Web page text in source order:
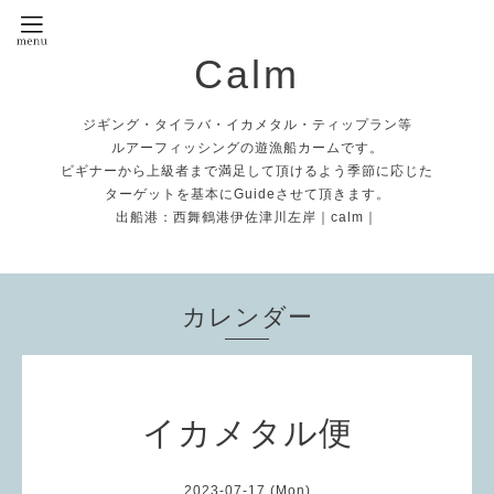
Calm
ジギング・タイラバ・イカメタル・ティップラン等
ルアーフィッシングの遊漁船カームです。
ビギナーから上級者まで満足して頂けるよう季節に応じた
ターゲットを基本にGuideさせて頂きます。
出船港：西舞鶴港伊佐津川左岸｜calm｜
カレンダー
イカメタル便
2023-07-17 (Mon)